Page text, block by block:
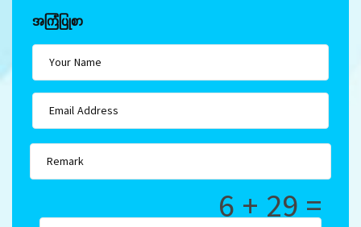
အကြံပြုစာ
6 + 29 =